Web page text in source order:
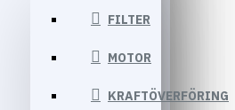
FILTER
MOTOR
KRAFTÖVERFÖRING